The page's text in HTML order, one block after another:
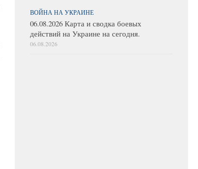
ВОЙНА НА УКРАИНЕ
06.08.2026 Карта и сводка боевых
действий на Украине на сегодня.
06.08.2026